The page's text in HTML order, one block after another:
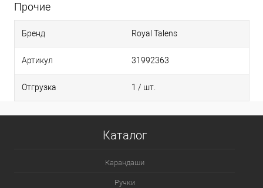
202.5 - Желтый насыщенный 5
205.8 - Желтый лимонный 8
Прочие
Бренд Royal Talens
Артикул 31992363
Отгрузка 1 / шт.
Каталог
Карандаши
Ручки